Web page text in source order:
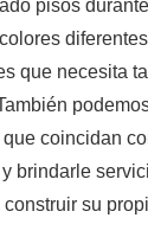
pisos
que necesita
coincidan
brindarle
su